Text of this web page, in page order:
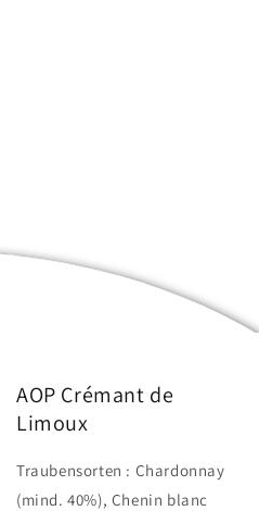
AOP Crémant de
Limoux
Traubensorten : Chardonnay
(mind. 40%), Chenin blanc